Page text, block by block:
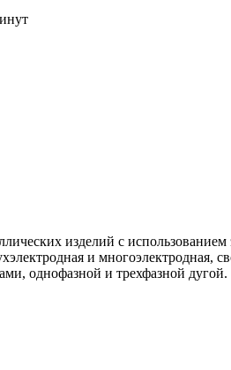
изделий с
и
однофазной и трехфазной дугой.